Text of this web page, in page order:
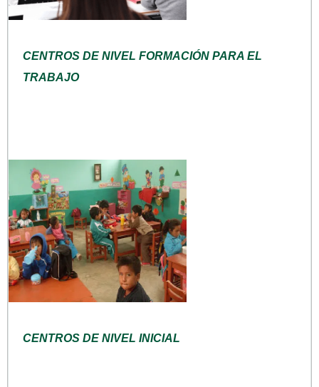
CENTROS DE NIVEL FORMACIÓN PARA EL
TRABAJO
CENTROS DE NIVEL INICIAL